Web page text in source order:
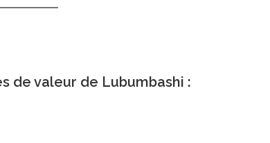
de valeur de Lubumbashi :